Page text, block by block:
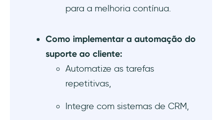
Perda do toque humano
Dificuldades em ajudar com consultas
complexas
Falta de uma equipe técnica para a
instalação
para a melhoria contínua.
Como implementar a automação do
suporte ao cliente:
Automatize as tarefas
repetitivas,
Integre com sistemas de CRM,